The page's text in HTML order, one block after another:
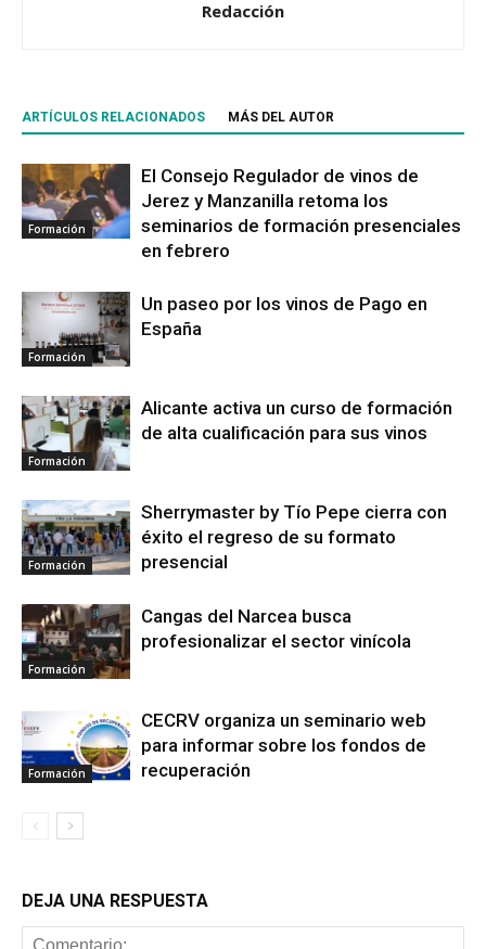
Redacción
ARTÍCULOS RELACIONADOS MÁS DEL AUTOR
Formación
El Consejo Regulador de vinos de
Jerez y Manzanilla retoma los
seminarios de formación presenciales
en febrero
Formación
Un paseo por los vinos de Pago en
España
Formación
Alicante activa un curso de formación
de alta cualificación para sus vinos
Formación
Sherrymaster by Tío Pepe cierra con
éxito el regreso de su formato
presencial
Formación
Cangas del Narcea busca
profesionalizar el sector vinícola
Formación
CECRV organiza un seminario web
para informar sobre los fondos de
recuperación
DEJA UNA RESPUESTA